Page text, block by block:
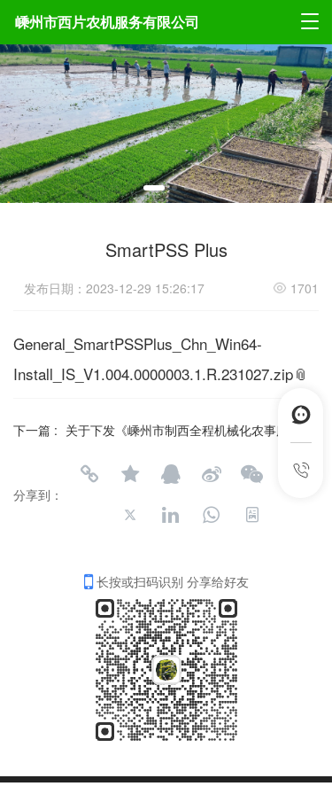
嵊州市西片农机服务有限公司
T
g
g
l
e
n
a
v
i
g
n
SmartPSS Plus
发布日期：2023-12-29 15:26:17 1701
General_SmartPSSPlus_Chn_Win64-
Install_IS_V1.004.0000003.1.R.231027.zip
下一篇 : 关于下发《嵊州市制西全程机械化农事服务中心建设实施方案》的通知
分享到：
长按或扫码识别 分享给好友